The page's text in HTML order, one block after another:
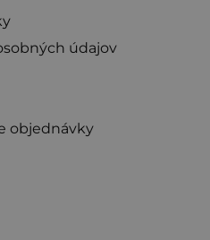
údajov
objednávky